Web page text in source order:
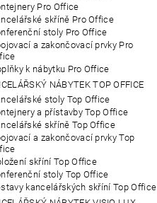
Pro Office
skříně Pro Office
stoly Pro Office
a zakončovací prvky Pro
k nábytku Pro Office
NÁBYTEK TOP OFFICE
stoly Top Office
a přístavby Top Office
skříně Top Office
a zakončovací prvky Top
skříní Top Office
stoly Top Office
kancelářských skříní Top Office